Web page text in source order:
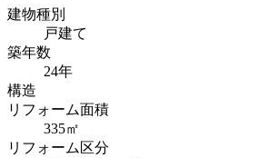
建物種別
戸建て
築年数
24年
構造
リフォーム面積
335㎡
リフォーム区分